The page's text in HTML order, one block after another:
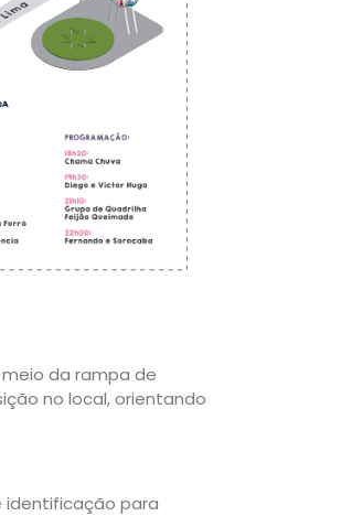
da rampa de
no local, orientando
identificação para